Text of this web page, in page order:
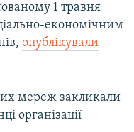
1 травня
економічним
опублікували
мереж закликали
організації